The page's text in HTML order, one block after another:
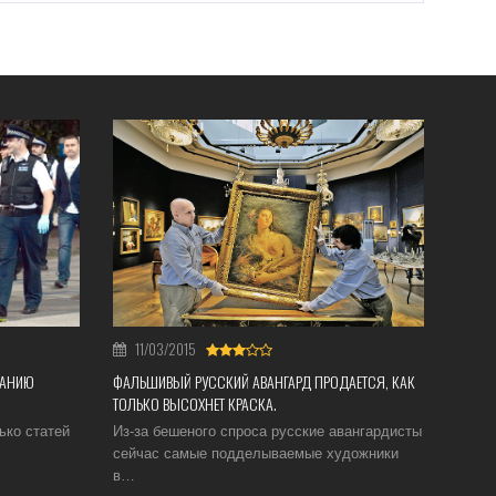
статей
11/03/2015
ФАЛЬШИВЫЙ РУССКИЙ АВАНГАРД ПРОДАЕТСЯ, КАК
ТОЛЬКО ВЫСОХНЕТ КРАСКА.
Из-за бешеного спроса русские авангардисты
сейчас самые подделываемые художники
в…